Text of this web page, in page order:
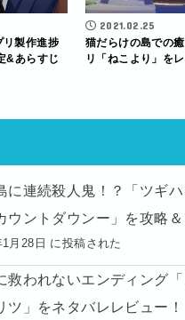
リ製作進捗
&あらすじ
2021.02.25
猫だらけの島での
リ「ねこより」をレ
に連続殺人鬼！？「ツギ
ウントダウンー」を攻略＆
1月28日 に投稿された
救われないエンディング
ツ」をネタバレレビュー！